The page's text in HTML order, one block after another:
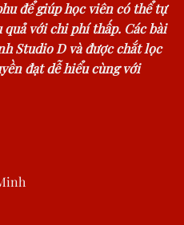
để giúp học viên có thể tự
với chi phí thấp. Các bài
Studio D và được chắt lọc
đạt dễ hiểu cùng với